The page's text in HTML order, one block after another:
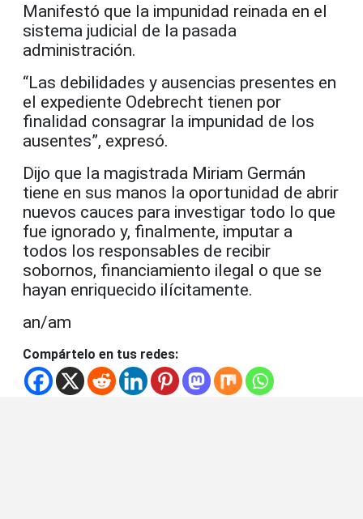
Manifestó que la impunidad reinada en el
sistema judicial de la pasada
administración.
“Las debilidades y ausencias presentes en
el expediente Odebrecht tienen por
finalidad consagrar la impunidad de los
ausentes”, expresó.
Dijo que la magistrada Miriam Germán
tiene en sus manos la oportunidad de abrir
nuevos cauces para investigar todo lo que
fue ignorado y, finalmente, imputar a
todos los responsables de recibir
sobornos, financiamiento ilegal o que se
hayan enriquecido ilícitamente.
an/am
Compártelo en tus redes: